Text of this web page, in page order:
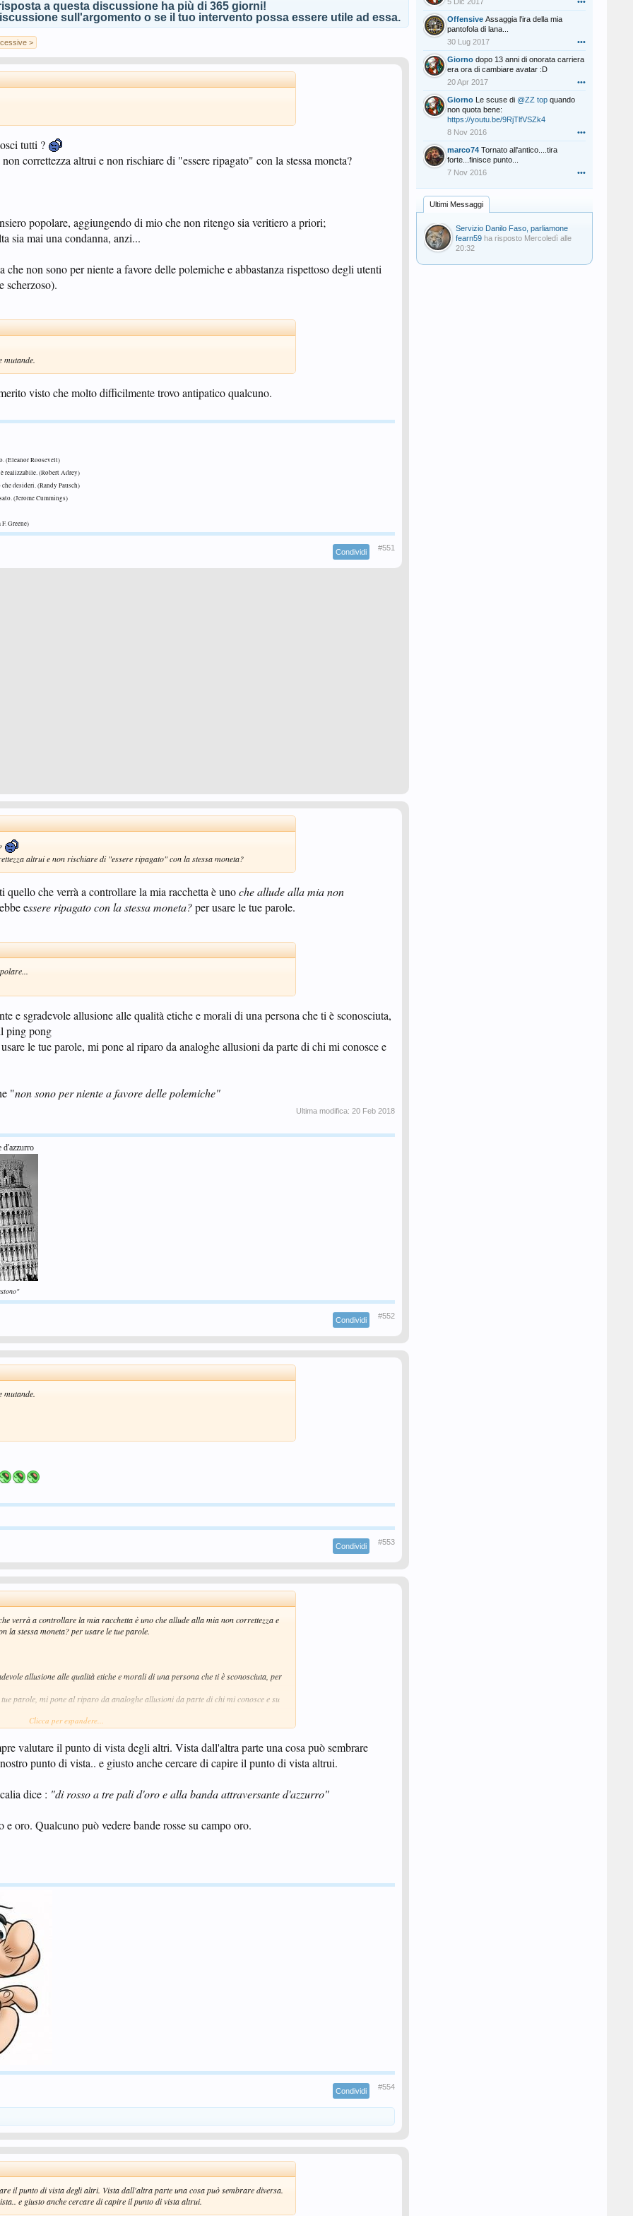
a questa discussione ha più di 365 giorni!
sull'argomento o se il tuo intervento possa essere utile ad essa.
>
tutti ?
correttezza altrui e non rischiare di "essere ripagato" con la stessa moneta?
popolare, aggiungendo di mio che non ritengo sia veritiero a priori;
sia mai una condanna, anzi...
non sono per niente a favore delle polemiche e abbastanza rispettoso degli utenti
scherzoso).
mutande.
visto che molto difficilmente trovo antipatico qualcuno.
(Eleanor Roosevelt)
realizzabile. (Robert Adrey)
desideri. (Randy Pausch)
(Jerome Cummings)
Greene)
Condividi #551
altrui e non rischiare di "essere ripagato" con la stessa moneta?
quello che verrà a controllare la mia racchetta è unoche allude alla mia non
essere ripagato con la stessa moneta?per usare le tue parole.
e sgradevole allusione alle qualità etiche e morali di una persona che ti è sconosciuta,
ping pong
le tue parole, mi pone al riparo da analoghe allusioni da parte di chi mi conosce e
"non sono per niente a favore delle polemiche"
Ultima modifica: 20 Feb 2018
d'azzurro
Condividi #552
mutande.
Condividi #553
verrà a controllare la mia racchetta è unoche allude alla mia non correttezzae
la stessa moneta?per usare le tue parole.
allusione alle qualità etiche e morali di una persona che ti è sconosciuta, per
parole, mi pone al riparo da analoghe allusioni da parte di chi mi conosce e su
Clicca per espandere...
valutare il punto di vista degli altri. Vista dall'altra parte una cosa può sembrare
punto di vista.. e giusto anche cercare di capire il punto di vista altrui.
dice : "di rosso a tre pali d'oro e alla banda attraversante d'azzurro"
e oro. Qualcuno può vedere bande rosse su campo oro.
Condividi #554
il punto di vista degli altri. Vista dall'altra parte una cosa può sembrare diversa.
e giusto anche cercare di capire il punto di vista altrui.
Offensive Assaggia l'ira della mia
pantofola di lana...
30 Lug 2017
•••
Giorno dopo 13 anni di onorata carriera
era ora di cambiare avatar :D
20 Apr 2017
•••
Giorno Le scuse di @ZZ top quando
non quota bene:
https://youtu.be/9RjTlfVSZk4
8 Nov 2016
•••
marco74 Tornato all'antico....tira
forte...finisce punto...
7 Nov 2016
•••
Ultimi Messaggi
Servizio Danilo Faso, parliamone
fearn59 ha risposto Mercoledì alle
20:32